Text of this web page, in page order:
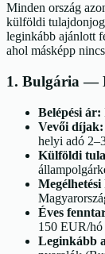
Minden ország
külföldi
leginkább ajánlott
ahol másképp
1. Bulgária —
Belépési ár:
Vevői díjak:
helyi adó
Külföldi
Megélhetési
Éves
150 EUR/hó
Leginkább